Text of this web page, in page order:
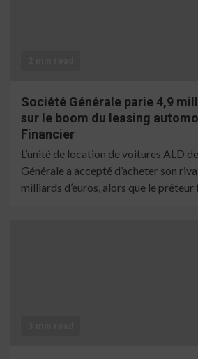
Société Générale parie 4,9
sur le boom du leasing
Financier
L’unité de location de voitures ALD
Générale a accepté d’acheter son
milliards d’euros, alors que le prêteur